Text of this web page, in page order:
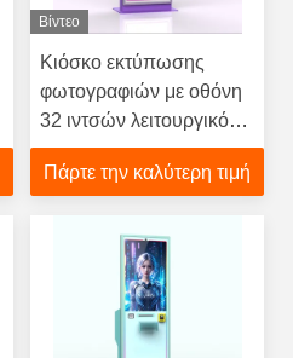
Βίντεο
Κιόσκο εκτύπωσης
φωτογραφιών με οθόνη
32 ιντσών λειτουργικό
σύστημα Android και
φωνητική καθοδήγηση
εμπειρία του χρήστη
Πάρτε την καλύτερη τιμή